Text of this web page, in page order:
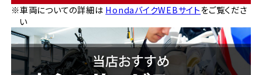
※車両についての詳細は HondaバイクWEBサイトをご覧くださ
い
ホンダドリーム 横浜緑
ホンダドリーム 尼崎
ホンダドリーム 姫路
ホンダドリーム 西宮甲子園